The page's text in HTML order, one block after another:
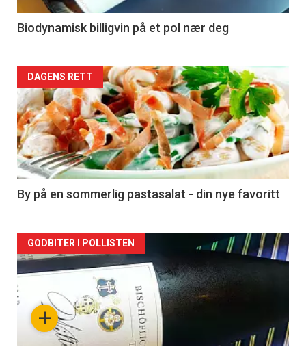
4
Biodynamisk billigvin på et pol nær deg
Forsiden
akkurat
nå
-
5
DAGENS RETT
By på en sommerlig pastasalat - din nye favoritt
Forsiden
akkurat
nå+
GODBITER I POLLISTEN